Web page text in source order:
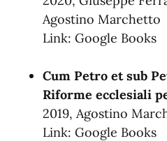
‎Agostino Marchetto
Link:Google Books
Cum Petro et sub
Riforme ecclesiali
2019, Agostino
Link:Google Books